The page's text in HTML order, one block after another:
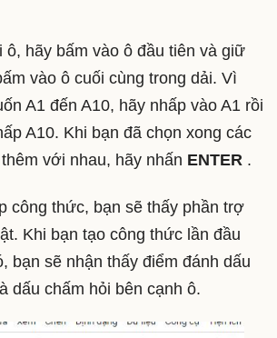
ô, hãy bấm vào ô đầu tiên và giữ
vào ô cuối cùng trong dải. Vì
A1 đến A10, hãy nhấp vào A1 rồi
A10. Khi bạn đã chọn xong các
với nhau, hãy nhấn ENTER .
công thức, bạn sẽ thấy phần trợ
Khi bạn tạo công thức lần đầu
bạn sẽ nhận thấy điểm đánh dấu
dấu chấm hỏi bên cạnh ô.